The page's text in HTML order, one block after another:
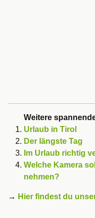
Weitere
Urlaub in Tirol
Der längste Tag
Im Urlaub richtig
Welche Kamera
nehmen?
→ Hier findest du